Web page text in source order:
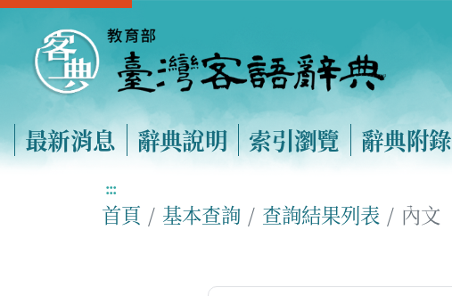
最新消息 辭典說明 索引瀏覽 辭典附錄
:::
首頁 基本查詢 查詢結果列表 內文